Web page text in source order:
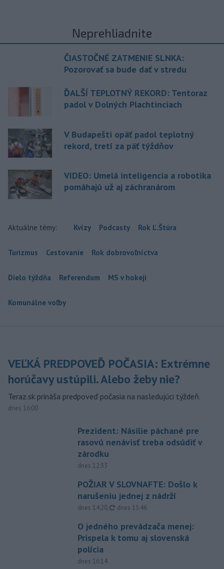
Neprehliadnite
ČIASTOČNÉ ZATMENIE SLNKA:
Pozorovať sa bude dať v stredu
ĎALŠÍ TEPLOTNÝ REKORD: Tentoraz
padol v Dolných Plachtinciach
V Budapešti opäť padol teplotný
rekord, tretí za päť týždňov
VIDEO: Umelá inteligencia a robotika
pomáhajú už aj záchranárom
Aktuálne témy: Kvízy Podcasty Rok Ľ.Štúra
Turizmus Cestovanie Rok dobrovoľníctva
Dielo týždňa Referendum MS v hokeji
Komunálne voľby
VEĽKÁ PREDPOVEĎ POČASIA: Extrémne
horúčavy ustúpili. Alebo žeby nie?
Teraz.sk prináša predpoveď počasia na nasledujúci týždeň.
dnes 16:00
Prezident: Násilie páchané pre
rasovú nenávisť treba odsúdiť v
zárodku
dnes 12:33
POŽIAR V SLOVNAFTE: Došlo k
narušeniu jednej z nádrží
dnes 14:20, aktualizované
dnes 15:46
O jedného prevádzača menej:
Prispela k tomu aj slovenská
polícia
dnes 16:14